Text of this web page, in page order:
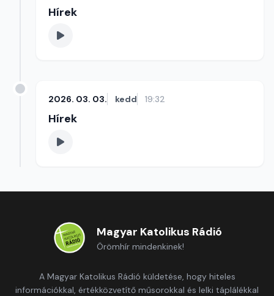
Hírek
2026. 03. 03. kedd 19:32
Hírek
Magyar Katolikus Rádió
Örömhír mindenkinek!
A Magyar Katolikus Rádió küldetése, hogy hiteles
információkkal, értékközvetítő műsorokkal és lelki táplálékkal